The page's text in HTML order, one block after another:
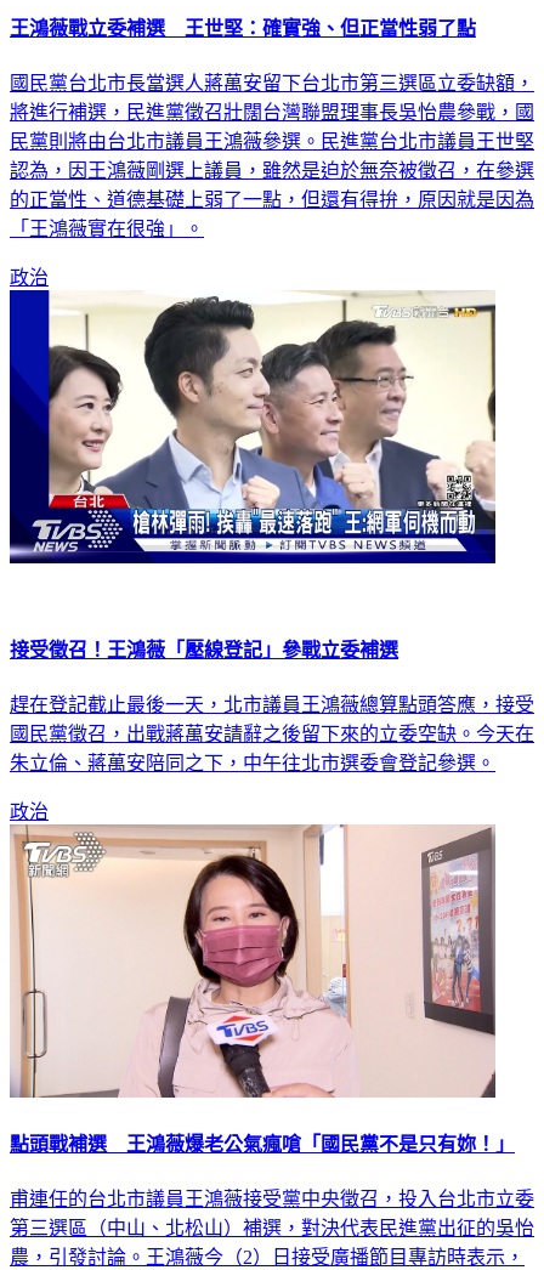
王鴻薇戰立委補選 王世堅：確實強、但正當性弱了點
國民黨台北市長當選人蔣萬安留下台北市第三選區立委缺額，
將進行補選，民進黨徵召壯闊台灣聯盟理事長吳怡農參戰，國
民黨則將由台北市議員王鴻薇參選。民進黨台北市議員王世堅
認為，因王鴻薇剛選上議員，雖然是迫於無奈被徵召，在參選
的正當性、道德基礎上弱了一點，但還有得拚，原因就是因為
「王鴻薇實在很強」。
政治
接受徵召！王鴻薇「壓線登記」參戰立委補選
趕在登記截止最後一天，北市議員王鴻薇總算點頭答應，接受
國民黨徵召，出戰蔣萬安請辭之後留下來的立委空缺。今天在
朱立倫、蔣萬安陪同之下，中午往北市選委會登記參選。
政治
點頭戰補選 王鴻薇爆老公氣瘋嗆「國民黨不是只有妳！」
甫連任的台北市議員王鴻薇接受黨中央徵召，投入台北市立委
第三選區（中山、北松山）補選，對決代表民進黨出征的吳怡
農，引發討論。王鴻薇今（2）日接受廣播節目專訪時表示，